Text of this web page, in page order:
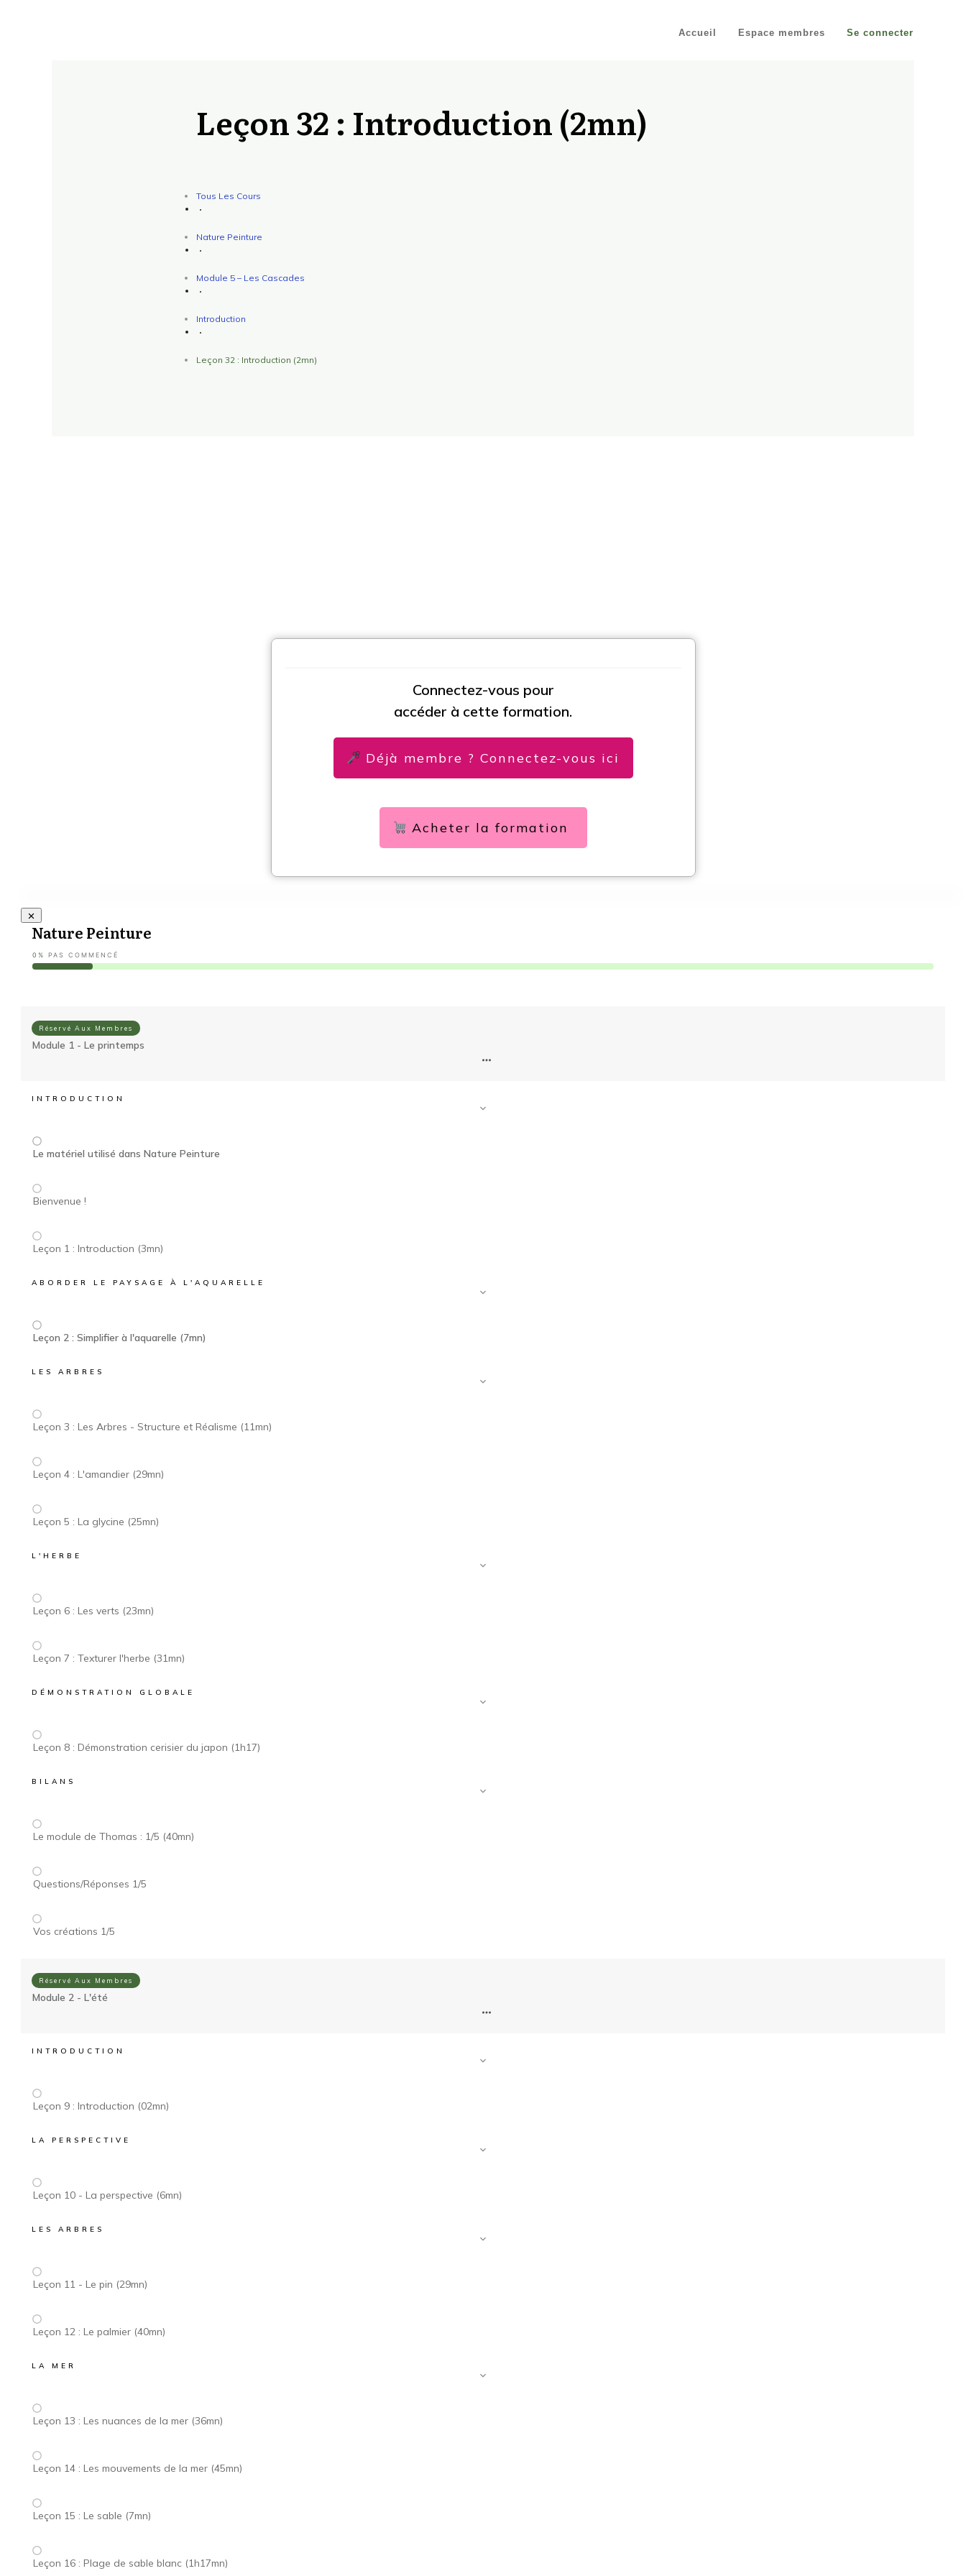
Accueil Espace membres Se connecter
Leçon 32 : Introduction (2mn)
Tous Les Cours
Nature Peinture
Module 5 – Les Cascades
Introduction
Leçon 32 : Introduction (2mn)
Connectez-vous pour
accéder à cette formation.
Déjà membre ? Connectez-vous ici
Acheter la formation
Nature Peinture
0% PAS COMMENCÉ
Réservé Aux Membres
Module 1 - Le printemps
INTRODUCTION
Le matériel utilisé dans Nature Peinture
Bienvenue !
Leçon 1 : Introduction (3mn)
ABORDER LE PAYSAGE À L'AQUARELLE
Leçon 2 : Simplifier à l'aquarelle (7mn)
LES ARBRES
Leçon 3 : Les Arbres - Structure et Réalisme (11mn)
Leçon 4 : L'amandier (29mn)
Leçon 5 : La glycine (25mn)
L'HERBE
Leçon 6 : Les verts (23mn)
Leçon 7 : Texturer l'herbe (31mn)
DÉMONSTRATION GLOBALE
Leçon 8 : Démonstration cerisier du japon (1h17)
BILANS
Le module de Thomas : 1/5 (40mn)
Questions/Réponses 1/5
Vos créations 1/5
Réservé Aux Membres
Module 2 - L'été
INTRODUCTION
Leçon 9 : Introduction (02mn)
LA PERSPECTIVE
Leçon 10 - La perspective (6mn)
LES ARBRES
Leçon 11 - Le pin (29mn)
Leçon 12 : Le palmier (40mn)
LA MER
Leçon 13 : Les nuances de la mer (36mn)
Leçon 14 : Les mouvements de la mer (45mn)
Leçon 15 : Le sable (7mn)
Leçon 16 : Plage de sable blanc (1h17mn)